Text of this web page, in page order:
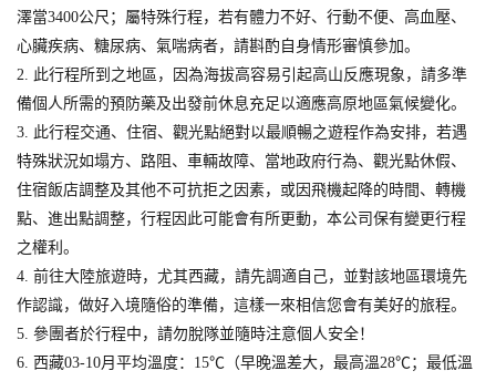
澤當3400公尺；屬特殊行程，若有體力不好、行動不便、高血壓、
心臟疾病、糖尿病、氣喘病者，請斟酌自身情形審慎參加。
2. 此行程所到之地區，因為海拔高容易引起高山反應現象，請多準
備個人所需的預防藥及出發前休息充足以適應高原地區氣候變化。
3. 此行程交通、住宿、觀光點絕對以最順暢之遊程作為安排，若遇
特殊狀況如塌方、路阻、車輛故障、當地政府行為、觀光點休假、
住宿飯店調整及其他不可抗拒之因素，或因飛機起降的時間、轉機
點、進出點調整，行程因此可能會有所更動，本公司保有變更行程
之權利。
4. 前往大陸旅遊時，尤其西藏，請先調適自己，並對該地區環境先
作認識，做好入境隨俗的準備，這樣一來相信您會有美好的旅程。
5. 參團者於行程中，請勿脫隊並隨時注意個人安全！
6. 西藏03-10月平均溫度：15℃（早晚溫差大，最高溫28℃；最低溫